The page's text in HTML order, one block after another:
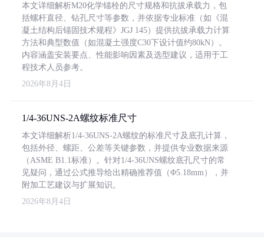
本文详细解析M20化学锚栓的尺寸规格和抗拔承载力，包
括螺杆直径、钻孔尺寸等参数，并依据专业标准（如《混
凝土结构后锚固技术规程》JGJ 145）提供抗拔承载力计算
方法和典型数值（如混凝土强度C30下设计值约80kN）。
内容涵盖安装要点、性能影响因素及选型建议，适用于工
程技术人员参考。
2026年8月4日
1/4-36UNS-2A螺纹标准尺寸
本文详细解析1/4-36UNS-2A螺纹的标准尺寸及底孔计算，
包括外径、螺距、公差等关键参数，并提供专业数据来源
（ASME B1.1标准）。针对1/4-36UNS螺纹底孔尺寸的常
见疑问，通过公式推导给出精确推荐值（Φ5.18mm），并
附加工艺建议与扩展知识。
2026年8月4日